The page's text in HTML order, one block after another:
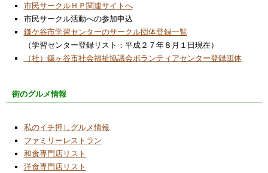
市民サークルＨＰ関連サイトへ
市民サークル活動への参加申込
鎌ケ谷市学習センターのサークル団体登録一覧
（学習センター登録リスト：平成２７年８月１日現在）
（社）鎌ヶ谷市社会福祉協議会ボランティアセンター登録団体
街のグルメ情報
私のイチ押しグルメ情報
ファミリーレストラン
和食専門店リスト
洋食専門店リスト